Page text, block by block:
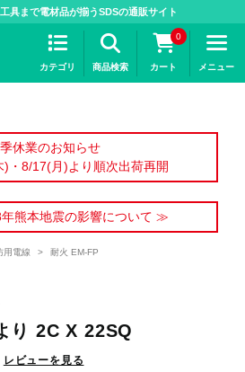
具まで電材品が揃うSDSの通販サイト
カテゴリ 商品検索
0
カート メニュー
休業のお知らせ
・8/17(月)より順次出荷再開
年熊本地震の影響について ≫
用電線 > 耐火 EM-FP
り 2C X 22SQ
レビューを見る